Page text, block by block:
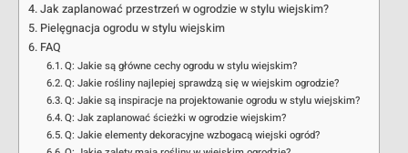
Jak zaplanować przestrzeń w ogrodzie w stylu wiejskim?
Pielęgnacja ogrodu w stylu wiejskim
FAQ
Q: Jakie są główne cechy ogrodu w stylu wiejskim?
Q: Jakie rośliny najlepiej sprawdzą się w wiejskim ogrodzie?
Q: Jakie są inspiracje na projektowanie ogrodu w stylu wiejskim?
Q: Jak zaplanować ścieżki w ogrodzie wiejskim?
Q: Jakie elementy dekoracyjne wzbogacą wiejski ogród?